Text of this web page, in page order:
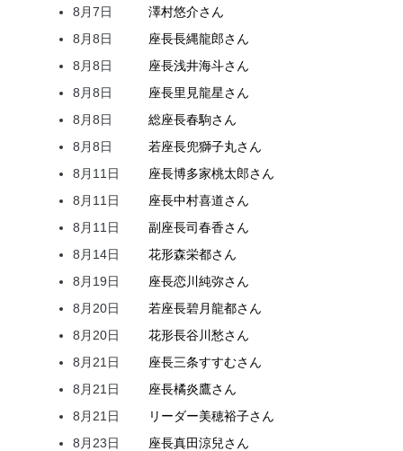
8月7日
澤村悠介さん
8月8日
座長長縄龍郎さん
8月8日
座長浅井海斗さん
8月8日
座長里見龍星さん
8月8日
総座長春駒さん
8月8日
若座長兜獅子丸さん
8月11日
座長博多家桃太郎さん
8月11日
座長中村喜道さん
8月11日
副座長司春香さん
8月14日
花形森栄都さん
8月19日
座長恋川純弥さん
8月20日
若座長碧月龍都さん
8月20日
花形長谷川愁さん
8月21日
座長三条すすむさん
8月21日
座長橘炎鷹さん
8月21日
リーダー美穂裕子さん
8月23日
座長真田涼兒さん